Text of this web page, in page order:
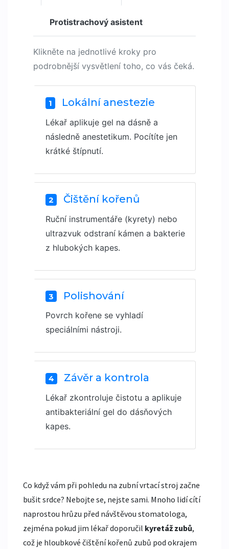
Protistrachový asistent
Klikněte na jednotlivé kroky pro
podrobnější vysvětlení toho, co vás čeká.
1 Lokální anestezie
Lékař aplikuje gel na dásně a
následně anestetikum. Pocítíte jen
krátké štípnutí.
2 Čištění kořenů
Ruční instrumentáře (kyrety) nebo
ultrazvuk odstraní kámen a bakterie
z hlubokých kapes.
3 Polishování
Povrch kořene se vyhladí
speciálními nástroji.
4 Závěr a kontrola
Lékař zkontroluje čistotu a aplikuje
antibakteriální gel do dásňových
kapes.
Co když vám při pohledu na zubní vrtací stroj začne
bušit srdce? Nebojte se, nejste sami. Mnoho lidí cítí
naprostou hrůzu před návštěvou stomatologa,
zejména pokud jim lékař doporučil kyretáž zubů,
což je hloubkové čištění kořenů zubů pod okrajem